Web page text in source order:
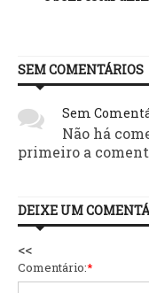
SEM COMENTÁRIOS
Sem
Não há
primeiro a
DEIXE UM
<<
Comentário:*